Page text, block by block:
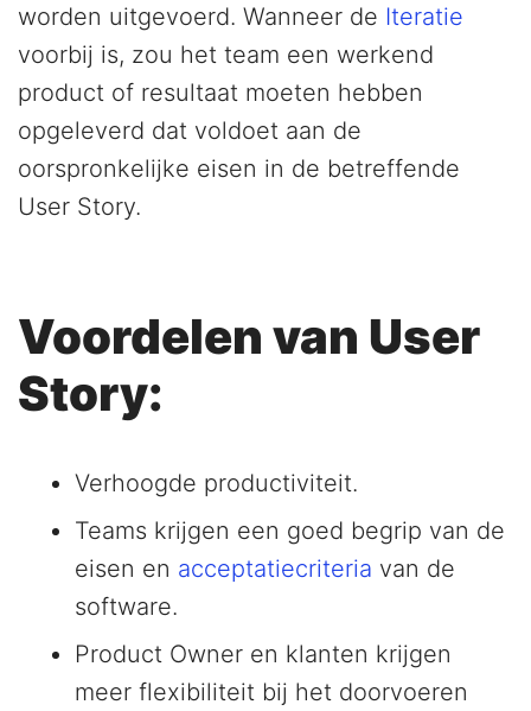
worden uitgevoerd. Wanneer de Iteratie
voorbij is, zou het team een werkend
product of resultaat moeten hebben
opgeleverd dat voldoet aan de
oorspronkelijke eisen in de betreffende
User Story.
Voordelen van User
Story:
Verhoogde productiviteit.
Teams krijgen een goed begrip van de
eisen en acceptatiecriteria van de
software.
Product Owner en klanten krijgen
meer flexibiliteit bij het doorvoeren